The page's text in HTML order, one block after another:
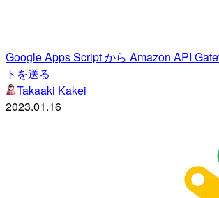
Google Apps Script から Amazon API
トを送る
Takaaki Kakei
2023.01.16